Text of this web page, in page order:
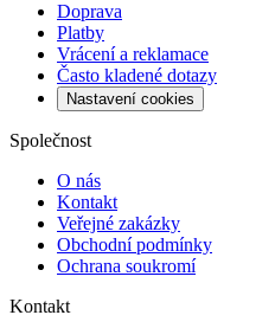
Doprava
Platby
Vrácení a reklamace
Často kladené dotazy
Nastavení cookies
Společnost
O nás
Kontakt
Veřejné zakázky
Obchodní podmínky
Ochrana soukromí
Kontakt